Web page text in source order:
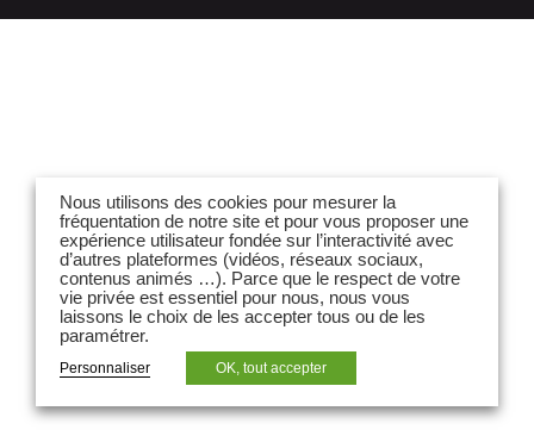
Nous utilisons des cookies pour mesurer la
fréquentation de notre site et pour vous proposer une
expérience utilisateur fondée sur l’interactivité avec
d’autres plateformes (vidéos, réseaux sociaux,
contenus animés …). Parce que le respect de votre
vie privée est essentiel pour nous, nous vous
laissons le choix de les accepter tous ou de les
paramétrer.
Personnaliser OK, tout accepter